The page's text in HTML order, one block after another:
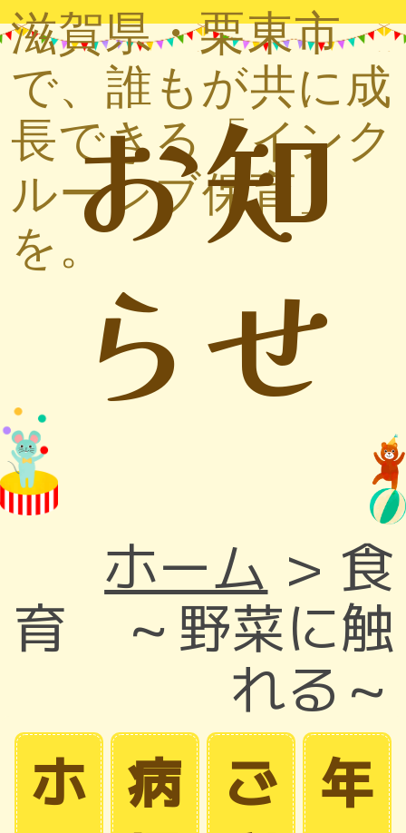
滋賀県・栗東市
で、誰もが共に成
長できる「インク
ルーシブ保育」
を。お知
らせ
ホーム > 食
育 ～野菜に触
れる～
ホ 病
ご 年